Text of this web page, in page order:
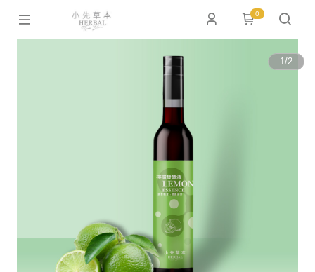
0
1/2